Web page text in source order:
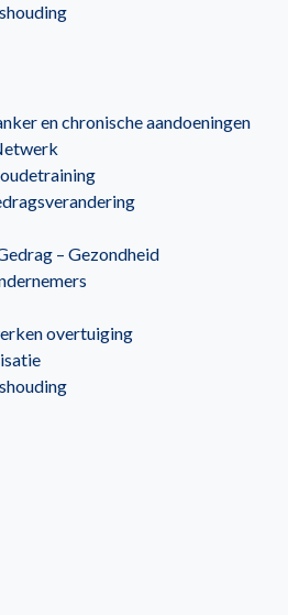
en chronische aandoeningen
– Gezondheid
overtuiging